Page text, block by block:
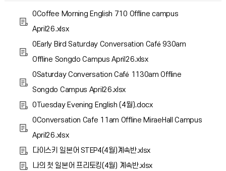
0Coffee Morning English 710 Offline campus
April26.xlsx
0Early Bird Saturday Conversation Café 930am
Offline Songdo Campus April26.xlsx
0Saturday Conversation Café 1130am Offline
Songdo Campus April26.xlsx
0Tuesday Evening English (4월).docx
0Conversation Cafe 11am Offline MiraeHall Campus
April26.xlsx
다이스키 일본어 STEP4(4월)계속반.xlsx
나의 첫 일본어 프리토킹(4월) 계속반.xlsx